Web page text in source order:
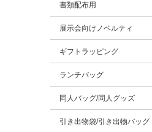
書類配布用
展示会向けノベルティ
ギフトラッピング
ランチバッグ
同人バッグ/同人グッズ
引き出物袋/引き出物バッグ